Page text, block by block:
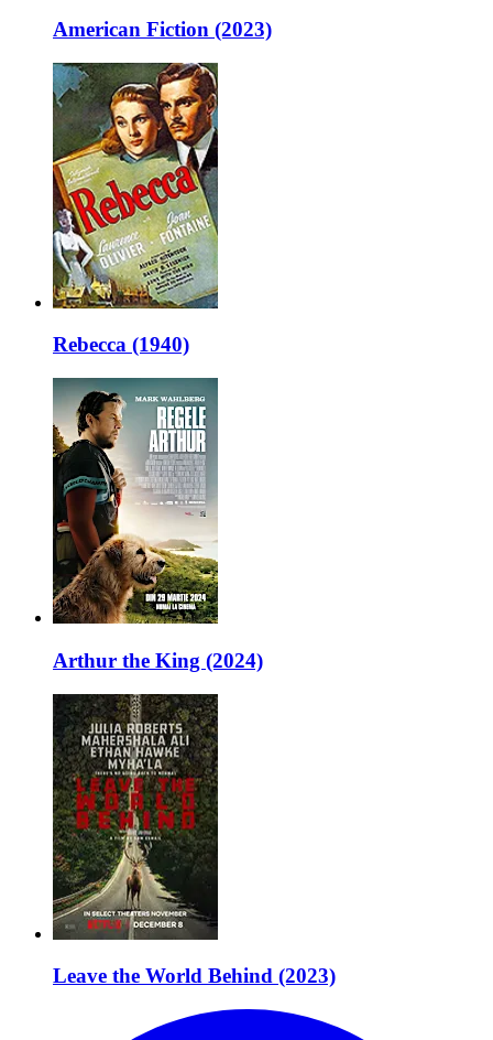
American Fiction (2023)
Rebecca (1940)
Arthur the King (2024)
Leave the World Behind (2023)